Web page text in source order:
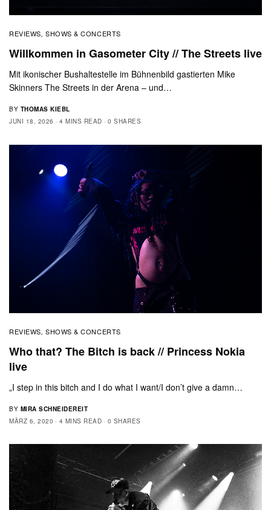
REVIEWS, SHOWS & CONCERTS
Willkommen in Gasometer City // The Streets live
Mit ikonischer Bushaltestelle im Bühnenbild gastierten Mike
Skinners The Streets in der Arena – und…
BY THOMAS KIEBL
JUNI 18, 2026
4 MINS READ 0 SHARES
REVIEWS, SHOWS & CONCERTS
Who that? The Bitch is back // Princess Nokia
live
„I step in this bitch and I do what I want/I don’t give a damn…
BY MIRA SCHNEIDEREIT
MÄRZ 6, 2020
4 MINS READ 0 SHARES